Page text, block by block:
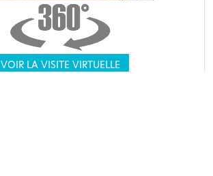
VOIR LA VISITE VIRTUELLE